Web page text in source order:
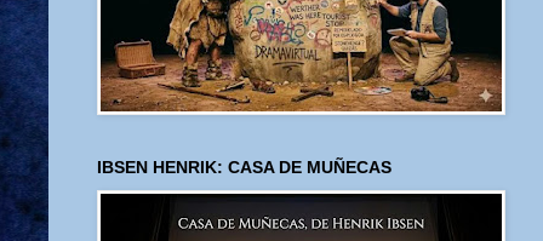
IBSEN HENRIK: CASA DE MUÑECAS